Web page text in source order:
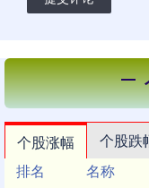
个股涨幅 个股跌
排名
名称